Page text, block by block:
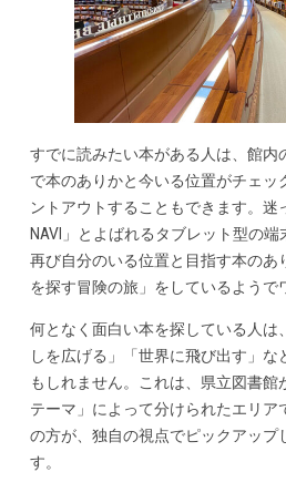
すでに読みたい本がある人は、館内
で本のありかと今いる位置がチェッ
ントアウトすることもできます。迷
NAVI」とよばれるタブレット型の端
再び自分のいる位置と目指す本のあ
を探す冒険の旅」をしているようで
何となく面白い本を探している人は
しを広げる」「世界に飛び出す」
もしれません。これは、県立図書
テーマ」によって分けられたエリア
の方が、独自の視点でピックアップ
す。